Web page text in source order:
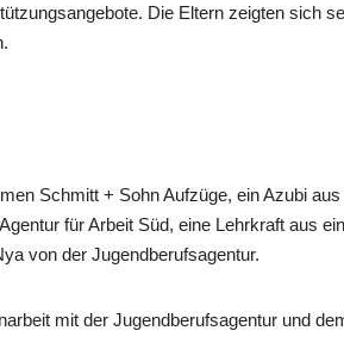
Die Eltern zeigten sich
Schmitt + Sohn Aufzüge, ein Azubi
für Arbeit Süd, eine Lehrkraft aus
von der Jugendberufsagentur.
mit der Jugendberufsagentur und